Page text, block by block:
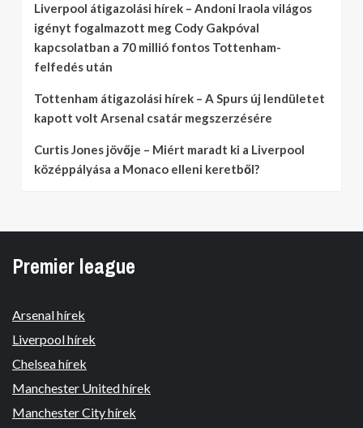
Liverpool átigazolási hírek – Andoni Iraola világos
igényt fogalmazott meg Cody Gakpóval
kapcsolatban a 70 millió fontos Tottenham-
felfedés után
Tottenham átigazolási hírek – A Spurs új lendületet
kapott volt Arsenal csatár megszerzésére
Curtis Jones jövője – Miért maradt ki a Liverpool
középpályása a Monaco elleni keretből?
Premier league
Arsenal hírek
Liverpool hírek
Chelsea hírek
Manchester United hírek
Manchester City hírek